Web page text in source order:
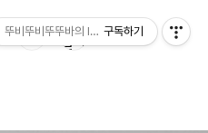
뚜비뚜비뚜뚜바의 IT 리뷰구독하기